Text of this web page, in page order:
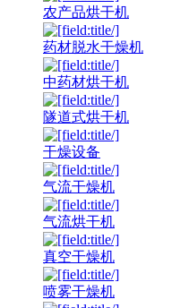
农产品烘干机
药材脱水干燥机
中药材烘干机
隧道式烘干机
干燥设备
气流干燥机
气流烘干机
真空干燥机
喷雾干燥机